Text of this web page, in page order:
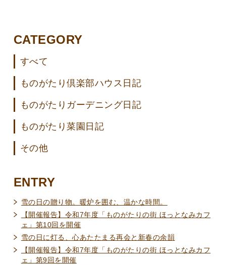
CATEGORY
すべて
ものがたり倶楽部ハウス日記
ものがたりガーデニング日記
ものがたり菜園日記
その他
ENTRY
雪の日の贈り物。暖炉を囲む、温かな時間。
【開催報告】令和7年度「ものがたりの街 ほっとなみカフ
ェ」第10回を開催
雪の日に灯る、心あたたまる再会と新春の余韻
【開催報告】令和7年度「ものがたりの街 ほっとなみカフ
ェ」第9回を開催